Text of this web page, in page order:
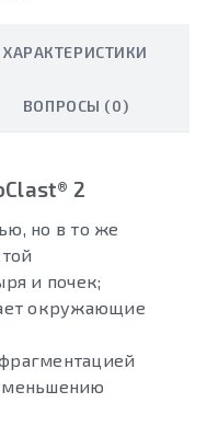
ХАРАКТЕРИСТИКИ
ВОПРОСЫ (0)
2
но в то же
и почек;
окружающие